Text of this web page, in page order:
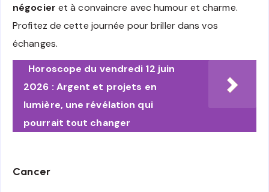
négocier et à convaincre avec humour et charme.
Profitez de cette journée pour briller dans vos
échanges.
Horoscope du vendredi 12 juin
2026 : Argent et projets en
lumière, une révélation qui
pourrait tout changer
Cancer